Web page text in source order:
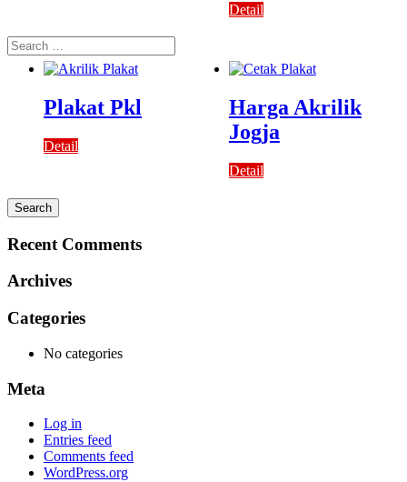
Detail
Plakat Pkl
Detail
Harga Akrilik
Jogja
Detail
Search
for:
Recent Comments
Archives
Categories
No categories
Meta
Log in
Entries feed
Comments feed
WordPress.org